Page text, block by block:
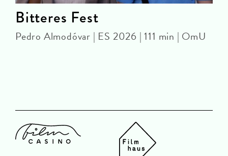
Bitteres Fest
Pedro Almodóvar | ES 2026 | 111 min | OmU